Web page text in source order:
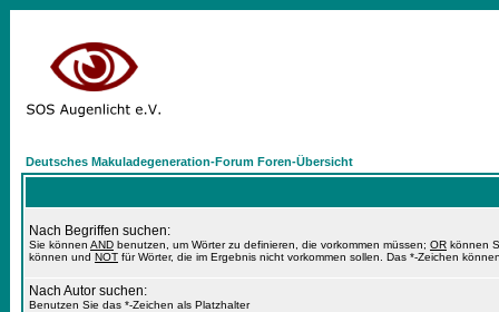
Deutsches Makuladegeneration-Forum Foren-Übersicht
Nach Begriffen suchen:
Sie können AND benutzen, um Wörter zu definieren, die vorkommen müssen; OR können
können und NOT für Wörter, die im Ergebnis nicht vorkommen sollen. Das *-Zeichen
Nach Autor suchen:
Benutzen Sie das *-Zeichen als Platzhalter